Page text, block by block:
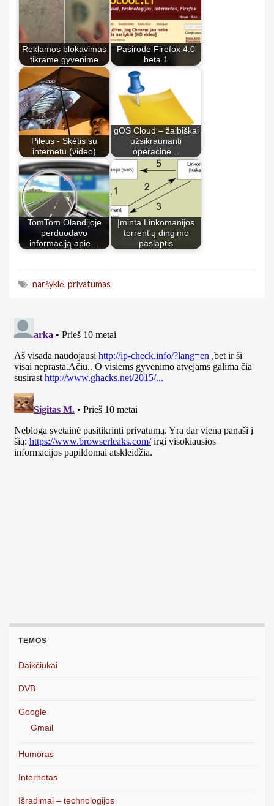
Reklamos blokavimas
tikrame gyvenime
Pasirodė Firefox 4.0
beta 1
Pileus - Skėtis su
internetu (video)
gOS Cloud – žaibiškai
užsikraunanti
operacinė…
TomTom Olandijoje
perduodavo
informaciją apie…
Įminta Linkomanijos
torrent'ų dingimo
paslaptis
naršyklė, privatumas
TEMOS
Daikčiukai
DVB
Google
Gmail
Humoras
Internetas
Išradimai – technologijos